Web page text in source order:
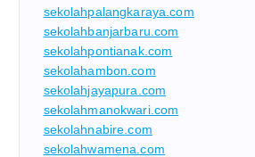
sekolahpalangkaraya.com
sekolahbanjarbaru.com
sekolahpontianak.com
sekolahambon.com
sekolahjayapura.com
sekolahmanokwari.com
sekolahnabire.com
sekolahwamena.com